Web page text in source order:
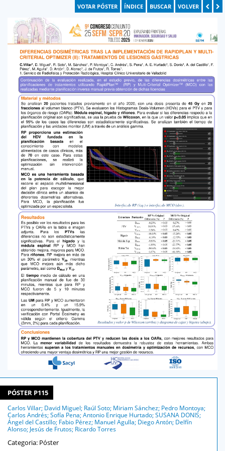
VOTAR PÓSTER ÍNDICE BUSCAR VOLVER
PÓSTER P115
Carlos Villar; David Miguel; Raúl Soto; Miriam Sánchez; Pedro Montoya;
Carlos Andrés; Sofía Pena; Antonio Enrique Hurtado; SUSANA DONIS;
Ángel del Castillo; Fabio Pérez; Manuel Agulla; Diego Antón; Delfín
Alonso; Jesús de Frutos; Ricardo Torres
Categoria: Póster